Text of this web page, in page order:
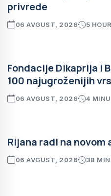
privrede
06 AVGUST, 2026 5
Fondacije Dikaprija i
100 najugroženijih
06 AVGUST, 2026 4
Rijana radi na novom
06 AVGUST, 2026 38